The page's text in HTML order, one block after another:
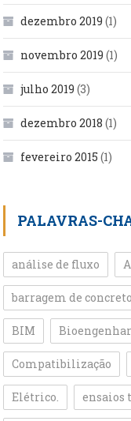
dezembro 2019 (1)
novembro 2019 (1)
julho 2019 (3)
dezembro 2018 (1)
fevereiro 2015 (1)
PALAVRAS-
análise de fluxo
barragem de concreto
BIM
Compatibilização
Elétrico.